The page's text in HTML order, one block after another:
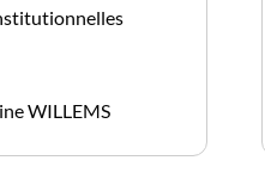
WILLEMS